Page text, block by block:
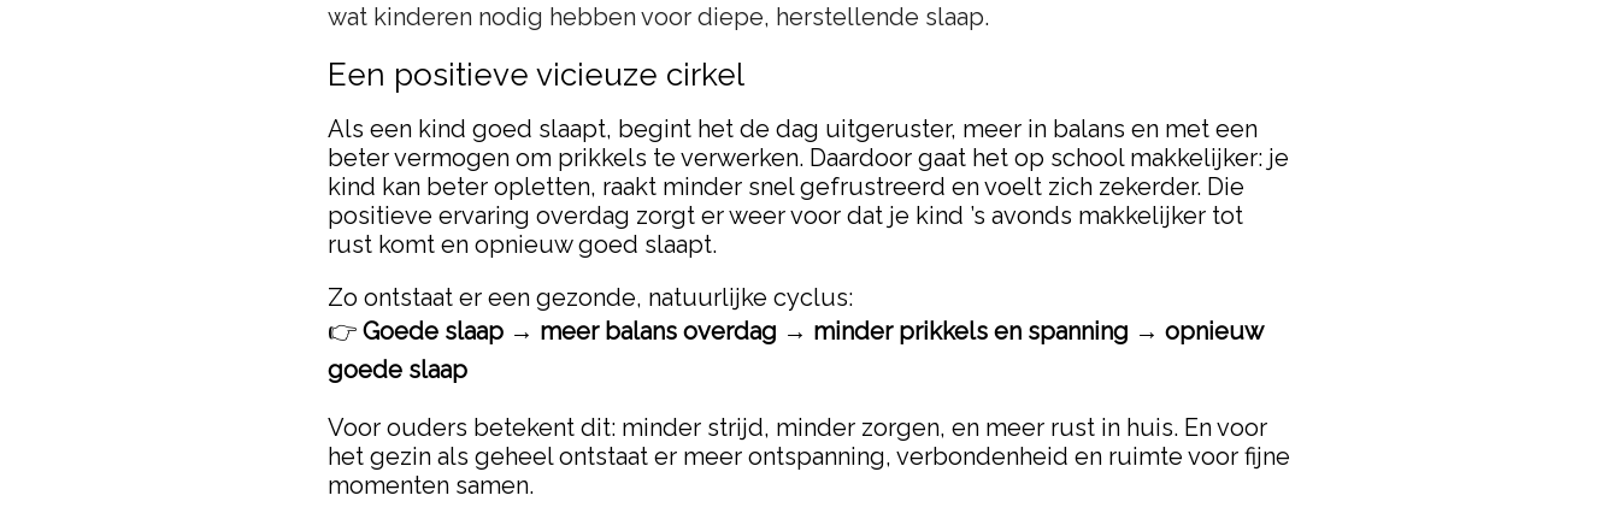
wat kinderen nodig hebben voor diepe, herstellende slaap.
Een positieve vicieuze cirkel
Als een kind goed slaapt, begint het de dag uitgeruster, meer in balans en met een
beter vermogen om prikkels te verwerken. Daardoor gaat het op school makkelijker: je
kind kan beter opletten, raakt minder snel gefrustreerd en voelt zich zekerder. Die
positieve ervaring overdag zorgt er weer voor dat je kind ’s avonds makkelijker tot
rust komt en opnieuw goed slaapt.
Zo ontstaat er een gezonde, natuurlijke cyclus:
👉 Goede slaap → meer balans overdag → minder prikkels en spanning → opnieuw
goede slaap
Voor ouders betekent dit: minder strijd, minder zorgen, en meer rust in huis. En voor
het gezin als geheel ontstaat er meer ontspanning, verbondenheid en ruimte voor fijne
momenten samen.